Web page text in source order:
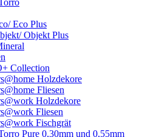
Eco Plus
Objekt Plus
Collection
Holzdekore
Fliesen
Holzdekore
Fliesen
Fischgrät
Pure 0,30mm und 0,55mm